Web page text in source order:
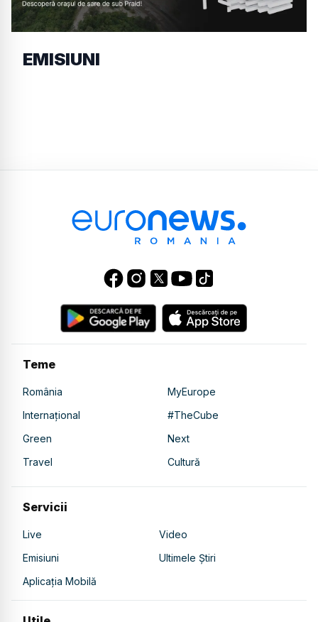
EMISIUNI
Teme
România
MyEurope
Internațional
#TheCube
Green
Next
Travel
Cultură
Servicii
Live
Video
Emisiuni
Ultimele Știri
Aplicația Mobilă